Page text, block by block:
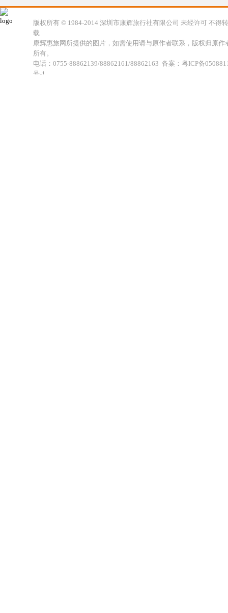
版权所有 © 1984-2014 深圳市康辉旅行社有限公司 未经许可 不得转
载
康辉惠旅网所提供的图片，如需使用请与原作者联系，版权归原作
所有。
电话：0755-88862139/88862161/88862163 备案：粤ICP备
号-1